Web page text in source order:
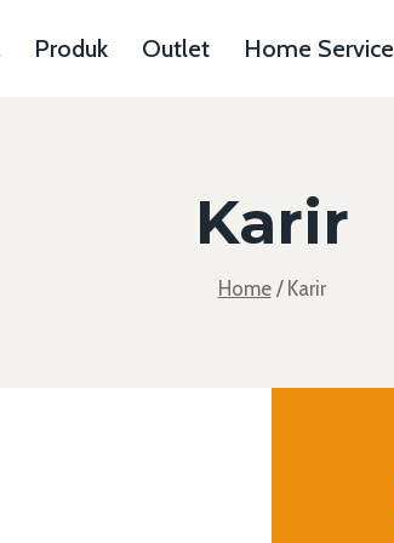
Produk Outlet Home Service
Karir
Home / Karir